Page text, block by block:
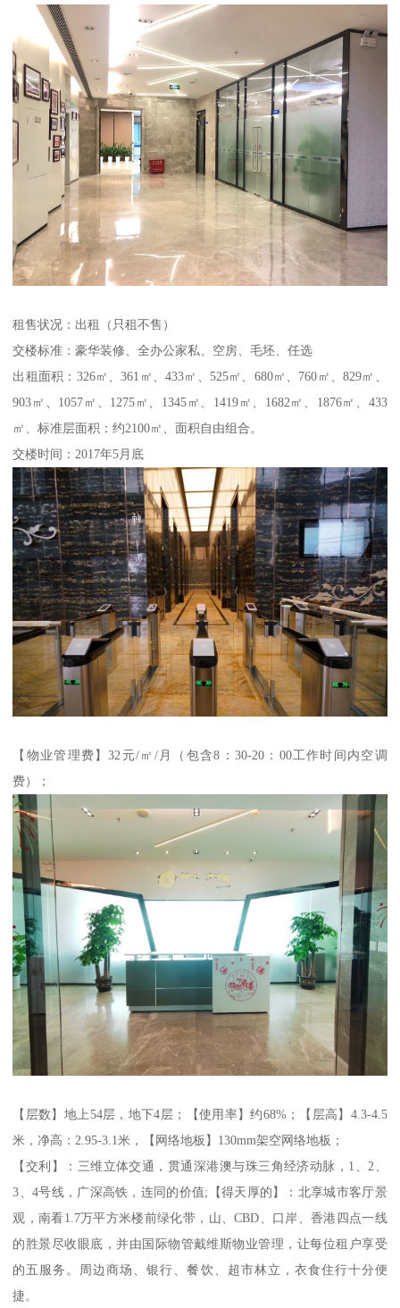
租售状况：出租（只租不售）
交楼标准：豪华装修、全办公家私、空房、毛坯、任选
出租面积：326㎡、361㎡、433㎡、525㎡、680㎡、760㎡、829㎡、
903㎡、1057㎡、1275㎡、1345㎡、1419㎡、1682㎡、1876㎡、433
㎡、标准层面积：约2100㎡、面积自由组合。
交楼时间：2017年5月底
【物业管理费】32元/㎡/月（包含8：30-20：00工作时间内空调
费）；
【层数】地上54层，地下4层；【使用率】约68%；【层高】4.3-4.5
米，净高：2.95-3.1米，【网络地板】130mm架空网络地板；
【交利】：三维立体交通，贯通深港澳与珠三角经济动脉，1、2、
3、4号线，广深高铁，连同的价值;【得天厚的】：北享城市客厅景
观，南看1.7万平方米楼前绿化带，山、CBD、口岸、香港四点一线
的胜景尽收眼底，并由国际物管戴维斯物业管理，让每位租户享受
的五服务。周边商场、银行、餐饮、超市林立，衣食住行十分便
捷。